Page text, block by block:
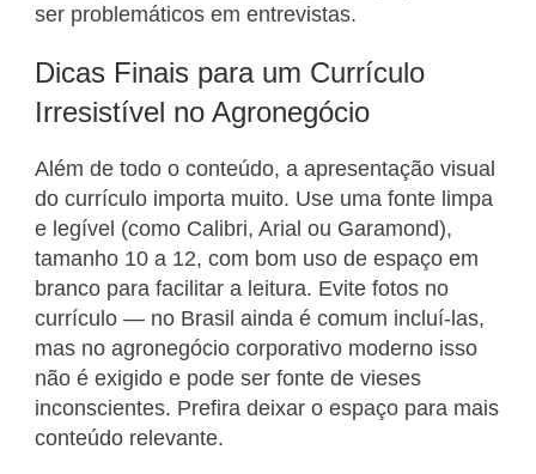
ser problemáticos em entrevistas.
Dicas Finais para um Currículo
Irresistível no Agronegócio
Além de todo o conteúdo, a apresentação visual
do currículo importa muito. Use uma fonte limpa
e legível (como Calibri, Arial ou Garamond),
tamanho 10 a 12, com bom uso de espaço em
branco para facilitar a leitura. Evite fotos no
currículo — no Brasil ainda é comum incluí-las,
mas no agronegócio corporativo moderno isso
não é exigido e pode ser fonte de vieses
inconscientes. Prefira deixar o espaço para mais
conteúdo relevante.